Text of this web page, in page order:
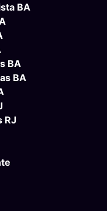
BA
BA
BA
RJ